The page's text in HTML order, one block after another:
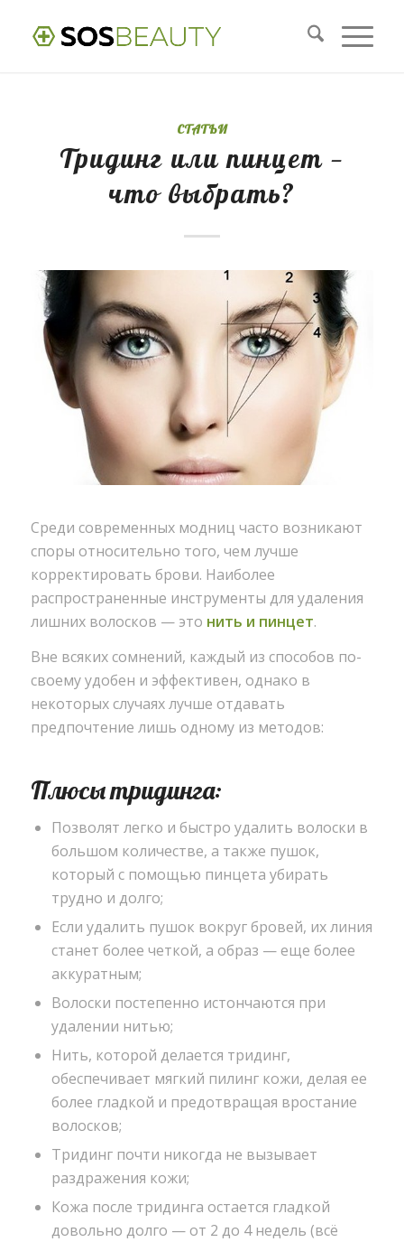
СТАТЬИ
Тридинг или пинцет —
что выбрать?
Среди современных модниц часто возникают
споры относительно того, чем лучше
корректировать брови. Наиболее
распространенные инструменты для удаления
лишних волосков — это нить и пинцет.
Вне всяких сомнений, каждый из способов по-
своему удобен и эффективен, однако в
некоторых случаях лучше отдавать
предпочтение лишь одному из методов:
Плюсы тридинга:
Позволят легко и быстро удалить волоски в
большом количестве, а также пушок,
который с помощью пинцета убирать
трудно и долго;
Если удалить пушок вокруг бровей, их линия
станет более четкой, а образ — еще более
аккуратным;
Волоски постепенно истончаются при
удалении нитью;
Нить, которой делается тридинг,
обеспечивает мягкий пилинг кожи, делая ее
более гладкой и предотвращая вростание
волосков;
Тридинг почти никогда не вызывает
раздражения кожи;
Кожа после тридинга остается гладкой
довольно долго — от 2 до 4 недель (всё